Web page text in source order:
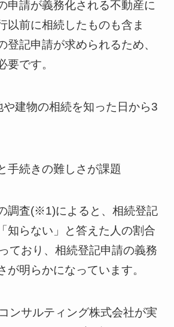
申請が義務化される不動産に
以前に相続したものも含ま
登記申請が求められるため、
要です。
建物の相続を知った日から3
手続きの難しさが課題
調査(※1)によると、相続登記
知らない」と答えた人の割合
ており、相続登記申請の義務
が明らかになっています。
ンサルティング株式会社が実